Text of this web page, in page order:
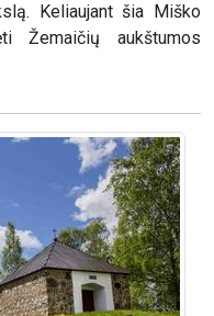
Keliaujant šia Miško
Žemaičių aukštumos